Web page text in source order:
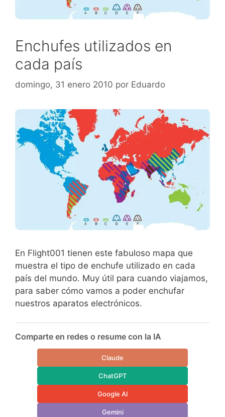
Enchufes utilizados en
cada país
domingo, 31 enero 2010 por Eduardo
En Flight001 tienen este fabuloso mapa que
muestra el tipo de enchufe utilizado en cada
país del mundo. Muy útil para cuando viajamos,
para saber cómo vamos a poder enchufar
nuestros aparatos electrónicos.
Comparte en redes o resume con la IA
Claude
ChatGPT
Google AI
Gemini